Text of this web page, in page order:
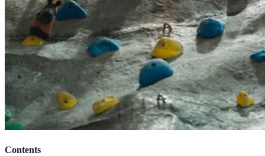
Contents